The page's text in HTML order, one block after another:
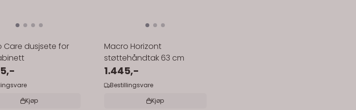
Care dusjsete for
Kjøp
Macro Horizont
støttehåndtak 63 cm
1.445,-
Bestillingsvare
Kjøp